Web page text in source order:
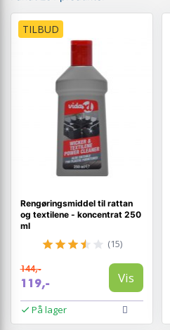
TILBUD
Rengøringsmiddel til rattan
og textilene - koncentrat 250
ml
(15)
144,-
119,- Vis
På lager